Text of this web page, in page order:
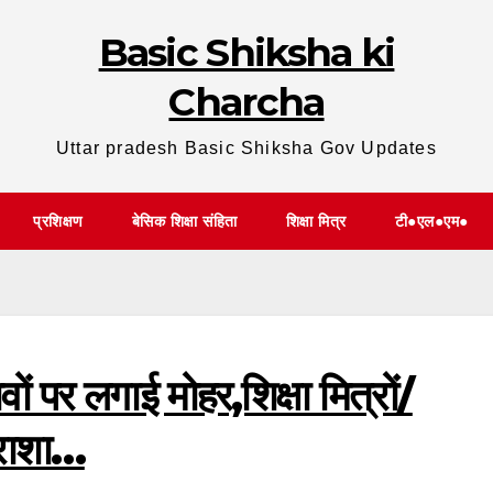
Basic Shiksha ki
Charcha
Uttar pradesh Basic Shiksha Gov Updates
प्रशिक्षण बेसिक शिक्षा संहिता शिक्षा मित्र टी●एल●एम●
पर लगाई मोहर,शिक्षा मित्रों/